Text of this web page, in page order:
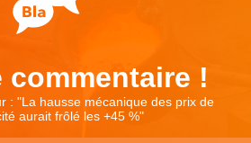
commentaire !
: "La hausse mécanique des prix de
aurait frôlé les +45 %"